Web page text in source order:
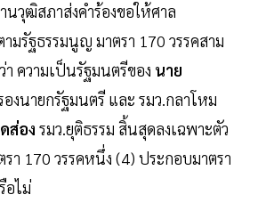
วุฒิสภาส่งคำร้องขอให้ศาล
มรัฐธรรมนูญ มาตรา 170 วรรคสาม
ความเป็นรัฐมนตรีของ นาย
องนายกรัฐมนตรี และ รมว.กลาโหม
ส่อง รมว.ยุติธรรม สิ้นสุดลงเฉพาะตัว
า 170 วรรคหนึ่ง (4) ประกอบมาตรา
อไม่